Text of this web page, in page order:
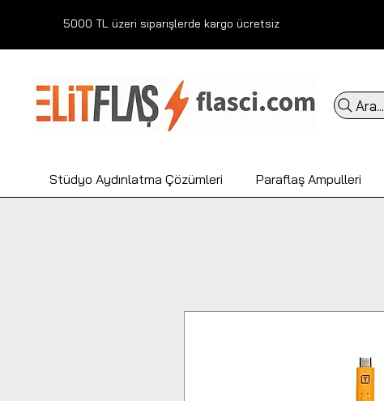
5000 TL üzeri siparişlerde kargo ücretsiz
Ara...
Stüdyo Aydınlatma Çözümleri Paraflaş Ampulleri